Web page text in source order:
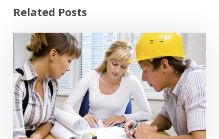
Related Posts